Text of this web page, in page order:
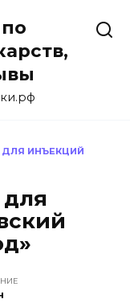
ДЛЯ ИНЪЕКЦИЙ